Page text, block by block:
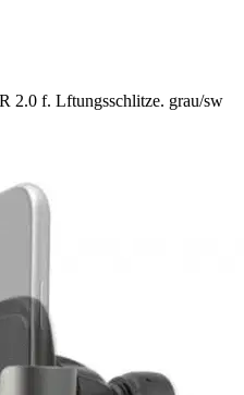
2.0 f. Lftungsschlitze. grau/sw